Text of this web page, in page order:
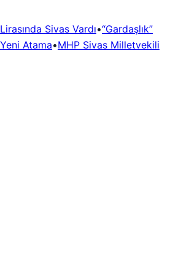
Sivas Vardı•“Gardaşlık”
Atama•MHP Sivas Milletvekili